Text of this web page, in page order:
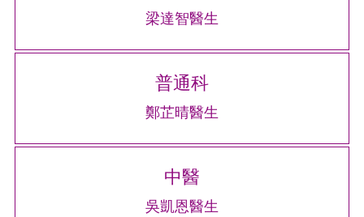
梁達智醫生
普通科
鄭芷晴醫生
中醫
吳凱恩醫生